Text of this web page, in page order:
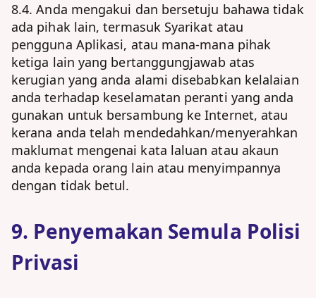
8.4. Anda mengakui dan bersetuju bahawa tidak
ada pihak lain, termasuk Syarikat atau
pengguna Aplikasi, atau mana-mana pihak
ketiga lain yang bertanggungjawab atas
kerugian yang anda alami disebabkan kelalaian
anda terhadap keselamatan peranti yang anda
gunakan untuk bersambung ke Internet, atau
kerana anda telah mendedahkan/menyerahkan
maklumat mengenai kata laluan atau akaun
anda kepada orang lain atau menyimpannya
dengan tidak betul.
9. Penyemakan Semula Polisi
Privasi